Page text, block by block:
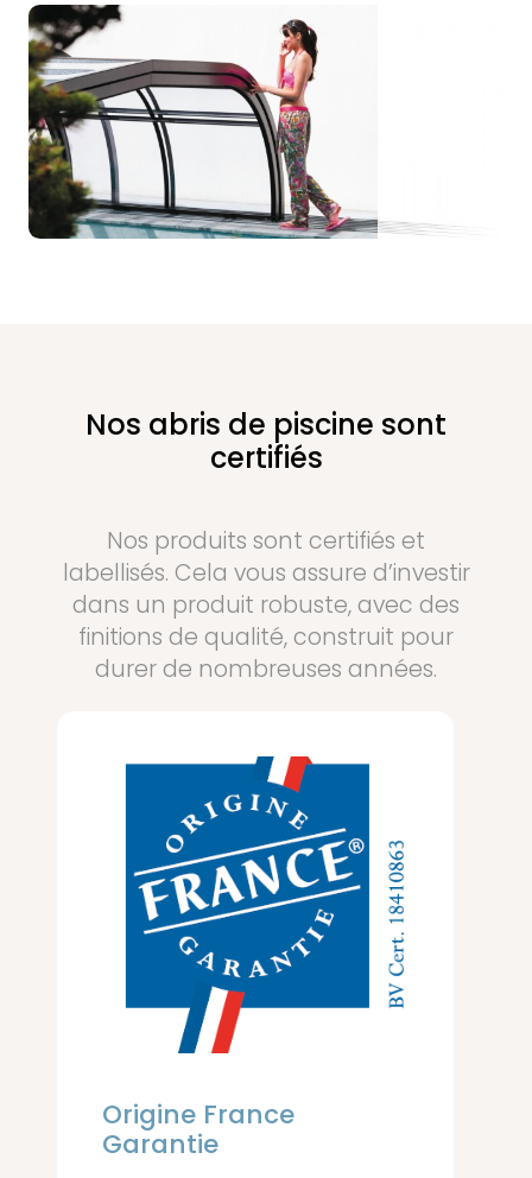
Nos abris de piscine sont
certifiés
Nos produits sont certifiés et
labellisés. Cela vous assure d’investir
dans un produit robuste, avec des
finitions de qualité, construit pour
durer de nombreuses années.
Origine France
Garantie